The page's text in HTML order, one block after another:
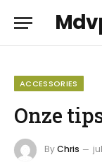
ACCESSORIES
Onze
ByChris